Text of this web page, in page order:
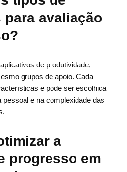
para avaliação
de produtividade,
grupos de apoio. Cada
e pode ser escolhida
e na complexidade das
a
progresso em